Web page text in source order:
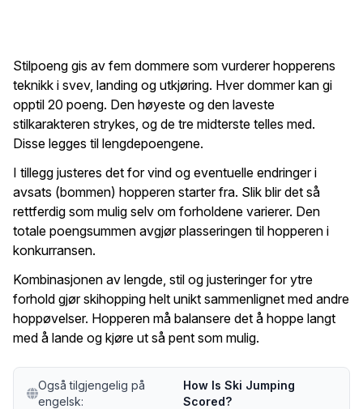
Stilpoeng gis av fem dommere som vurderer hopperens
teknikk i svev, landing og utkjøring. Hver dommer kan gi
opptil 20 poeng. Den høyeste og den laveste
stilkarakteren strykes, og de tre midterste telles med.
Disse legges til lengdepoengene.
I tillegg justeres det for vind og eventuelle endringer i
avsats (bommen) hopperen starter fra. Slik blir det så
rettferdig som mulig selv om forholdene varierer. Den
totale poengsummen avgjør plasseringen til hopperen i
konkurransen.
Kombinasjonen av lengde, stil og justeringer for ytre
forhold gjør skihopping helt unikt sammenlignet med andre
hoppøvelser. Hopperen må balansere det å hoppe langt
med å lande og kjøre ut så pent som mulig.
Også tilgjengelig på
engelsk:
How Is Ski Jumping
Scored?